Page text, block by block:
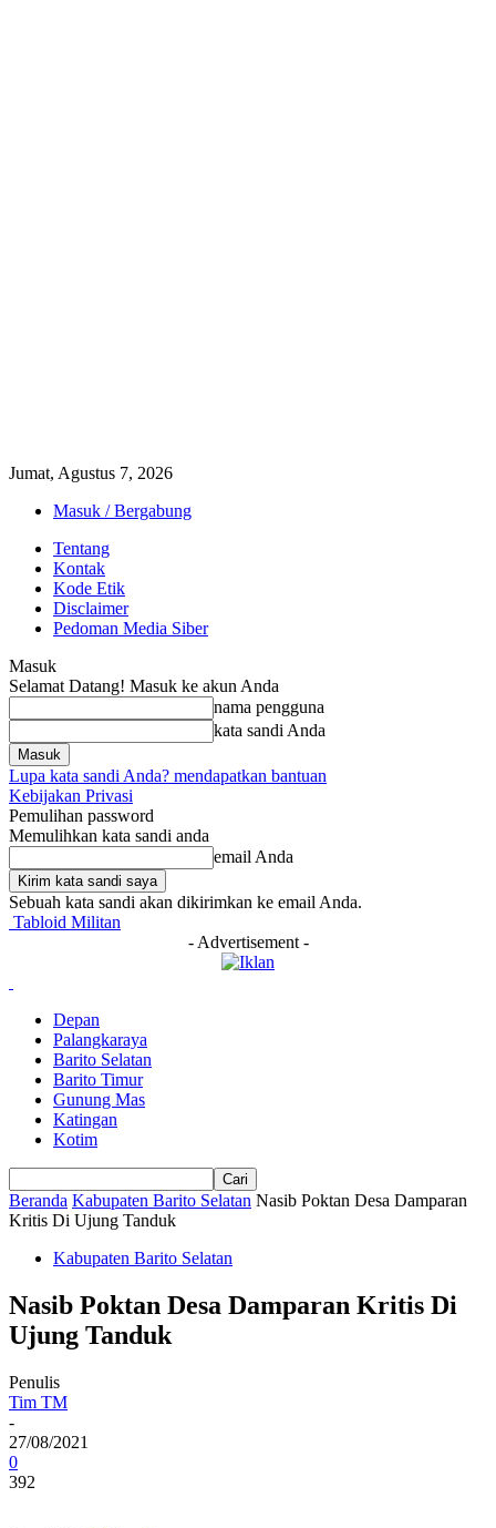
Jumat, Agustus 7, 2026
Masuk / Bergabung
Tentang
Kontak
Kode Etik
Disclaimer
Pedoman Media Siber
Masuk
Selamat Datang! Masuk ke akun Anda
nama pengguna
kata sandi Anda
Lupa kata sandi Anda? mendapatkan bantuan
Kebijakan Privasi
Pemulihan password
Memulihkan kata sandi anda
email Anda
Sebuah kata sandi akan dikirimkan ke email Anda.
Tabloid Militan
- Advertisement -
Depan
Palangkaraya
Barito Selatan
Barito Timur
Gunung Mas
Katingan
Kotim
Beranda Kabupaten Barito Selatan Nasib Poktan Desa Damparan
Kritis Di Ujung Tanduk
Kabupaten Barito Selatan
Nasib Poktan Desa Damparan Kritis Di
Ujung Tanduk
Penulis
Tim TM
-
27/08/2021
0
392